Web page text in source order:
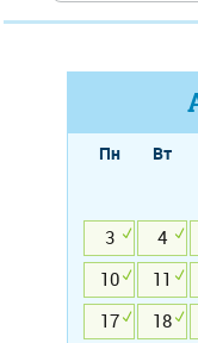
Пн Вт
3
4
10
11
17
18